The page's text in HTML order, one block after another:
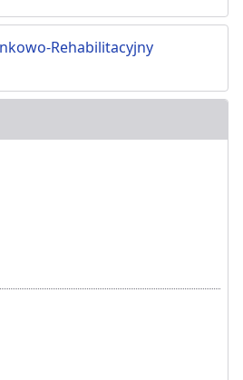
Rehabilitacyjny